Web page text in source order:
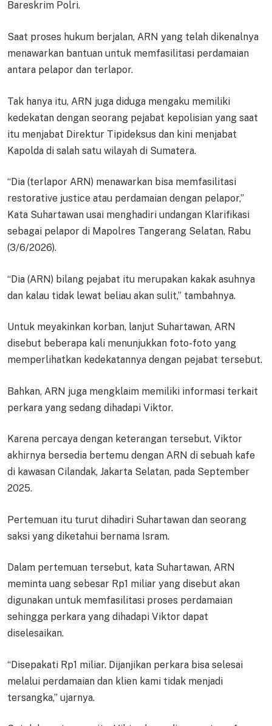
Bareskrim Polri.
Saat proses hukum berjalan, ARN yang telah dikenalnya
menawarkan bantuan untuk memfasilitasi perdamaian
antara pelapor dan terlapor.
Tak hanya itu, ARN juga diduga mengaku memiliki
kedekatan dengan seorang pejabat kepolisian yang saat
itu menjabat Direktur Tipideksus dan kini menjabat
Kapolda di salah satu wilayah di Sumatera.
“Dia (terlapor ARN) menawarkan bisa memfasilitasi
restorative justice atau perdamaian dengan pelapor,”
Kata Suhartawan usai menghadiri undangan Klarifikasi
sebagai pelapor di Mapolres Tangerang Selatan, Rabu
(3/6/2026).
“Dia (ARN) bilang pejabat itu merupakan kakak asuhnya
dan kalau tidak lewat beliau akan sulit,” tambahnya.
Untuk meyakinkan korban, lanjut Suhartawan, ARN
disebut beberapa kali menunjukkan foto-foto yang
memperlihatkan kedekatannya dengan pejabat tersebut.
Bahkan, ARN juga mengklaim memiliki informasi terkait
perkara yang sedang dihadapi Viktor.
Karena percaya dengan keterangan tersebut, Viktor
akhirnya bersedia bertemu dengan ARN di sebuah kafe
di kawasan Cilandak, Jakarta Selatan, pada September
2025.
Pertemuan itu turut dihadiri Suhartawan dan seorang
saksi yang diketahui bernama Isram.
Dalam pertemuan tersebut, kata Suhartawan, ARN
meminta uang sebesar Rp1 miliar yang disebut akan
digunakan untuk memfasilitasi proses perdamaian
sehingga perkara yang dihadapi Viktor dapat
diselesaikan.
“Disepakati Rp1 miliar. Dijanjikan perkara bisa selesai
melalui perdamaian dan klien kami tidak menjadi
tersangka,” ujarnya.